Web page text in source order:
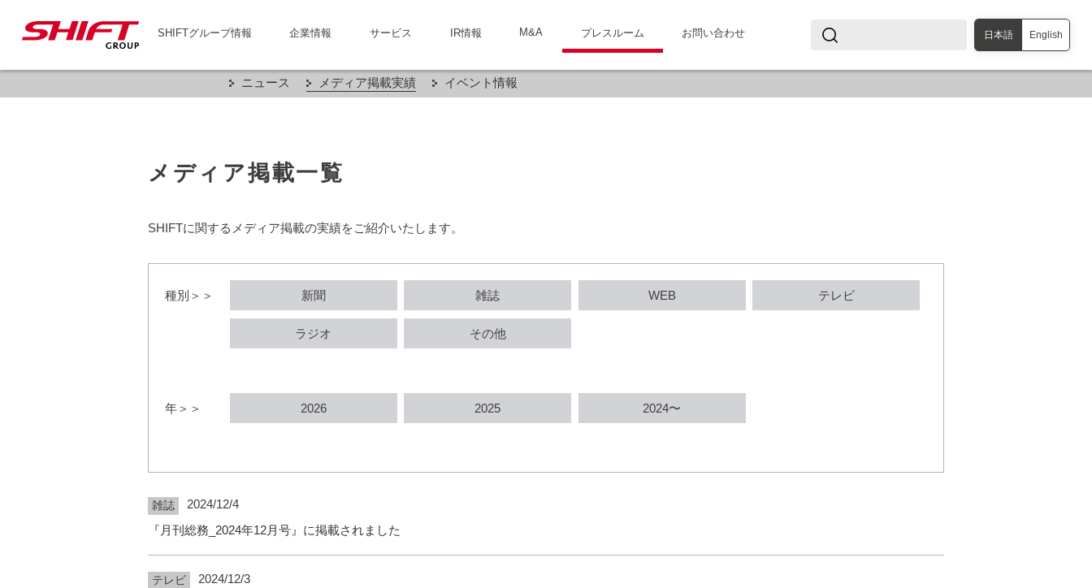
日本語 English
SHIFTグループ情報 企業情報 サービス IR情報 M&A プレスルーム お問い合わせ
ニュース メディア掲載実績 イベント情報
メディア掲載一覧
SHIFTに関するメディア掲載の実績をご紹介いたします。
種別＞＞ 新聞 雑誌 WEB テレビ
ラジオ その他
年＞＞ 2026 2025 2024〜
雑誌
2024/12/4
『月刊総務_2024年12月号』に掲載されました
テレビ
2024/12/3